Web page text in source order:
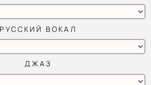
РУССКИЙ ВОКАЛ
ДЖАЗ